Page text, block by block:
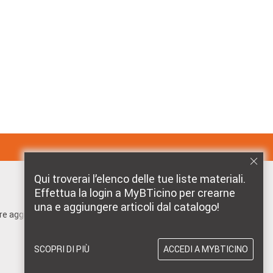
Qui troverai l’elenco delle tue liste materiali.
Effettua la login a MyBTicino per crearne
una e aggiungere articoli dal catalogo!
SCOPRI DI PIÙ ACCEDI A MYBTICINO
aggiornato!
MARCHI DISTRIBUITI DA BTICINO